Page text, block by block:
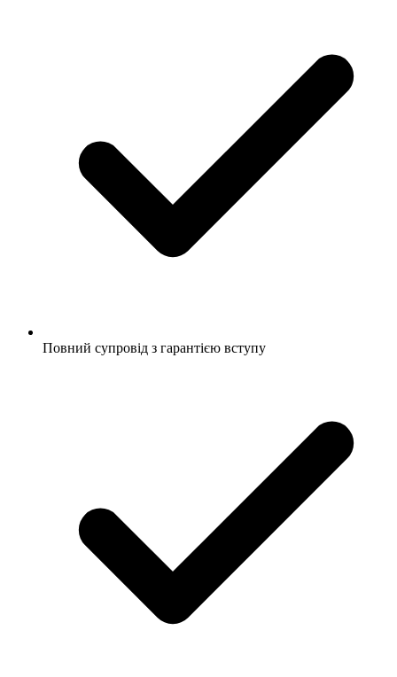
Повний супровід з гарантією вступу